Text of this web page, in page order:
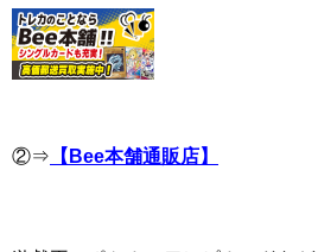
②⇒ 【Bee本舗通販店】